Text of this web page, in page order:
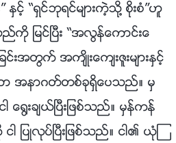
” ႏွင့္ “ရွင္ဘုရင္မ်ားကဲ့သို႔ စိုးစံ”ဟူ
ျမင္ၿပီး “အလြန္ေကာင္းေ
းအတြက္ အက်ိဳးေက်းဇူးမ်ားႏွင့္
အနာဂတ္တစ္ခုရွိေပသည္။ မွ
ေ႐ြးခ်ယ္ၿပီးျဖစ္သည္။ မွန္ကန္
ျပဳလုပ္ၿပီးျဖစ္သည္။ ငါ၏ ယုံၾ